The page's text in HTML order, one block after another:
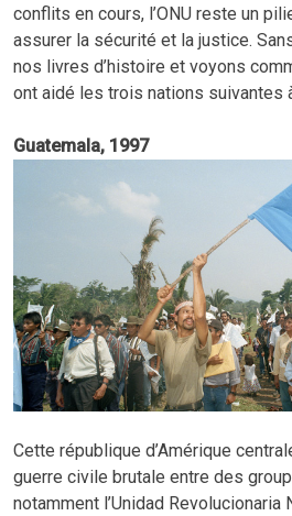
conflits en cours, l’ONU reste un
assurer la sécurité et la justice.
nos livres d’histoire et voyons
ont aidé les trois nations suivantes
Guatemala, 1997
Cette république d’Amérique
guerre civile brutale entre des
notamment l’Unidad Revolucionaria